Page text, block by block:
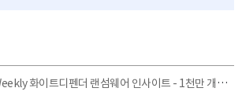
Weekly 화이트디펜더 랜섬웨어 인사이트 - 1천만 개인정보 유출됐나…프랑스 고용 서비스 센터 침해 사고[9월 2주]